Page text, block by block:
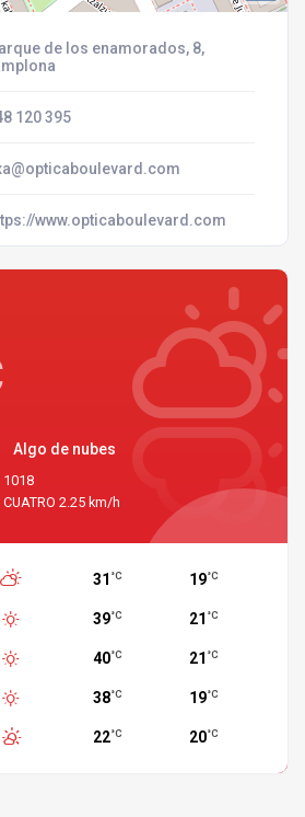
de los enamorados, 8,
120 395
www.opticaboulevard.com
Algo de nubes
1018
CUATRO 2.25 km/h
31 °C 19°C
39°C 21 °C
40°C 21 °C
38°C 19°C
22°C 20°C